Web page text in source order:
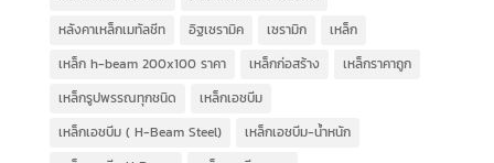
หลังคาเหล็กเมทัลชีท
อิฐเซรามิค เซรามิก
เหล็ก
เหล็ก h-beam 200x100 ราคา
เหล็กก่อสร้าง
เหล็กราคาถูก
เหล็กรูปพรรณทุกชนิด
เหล็กเอชบีม
เหล็กเอชบีม ( H-Beam Steel)
เหล็กเอชบีม-น้ำหนัก